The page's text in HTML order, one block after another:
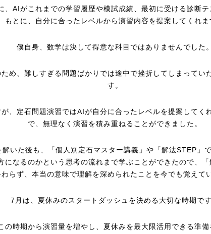
、AIがこれまでの学習履歴や模試成績、最初に受ける診断テ
もとに、自分に合ったレベルから演習内容を提案してくれま
僕自身、数学は決して得意な科目ではありませんでした。
め、難しすぎる問題ばかりでは途中で挫折してしまってい
す。
、定石問題演習ではAIが自分に合ったレベルを提案してく
で、無理なく演習を積み重ねることができました。
解いた後も、「個人別定石マスター講義」や「解法STEP」
になるのかという思考の流れまで学ぶことができたので、
らず、本当の意味で理解を深められたことを今でも覚えて
7月は、夏休みのスタートダッシュを決める大切な時期です
の時期から演習量を増やし、夏休みを最大限活用できる準